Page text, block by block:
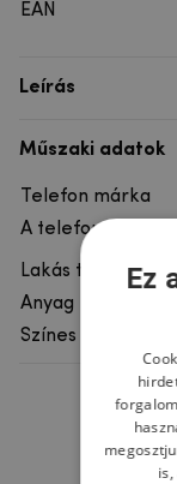
EAN
Leírás
Műszaki adatok
Telefon márka
A
Lakás típusa
Anyag
Színes
Ez